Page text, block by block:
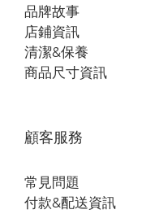
品牌故事
店鋪資訊
清潔&保養
商品尺寸資訊
顧客服務
常見問題
付款&配送資訊